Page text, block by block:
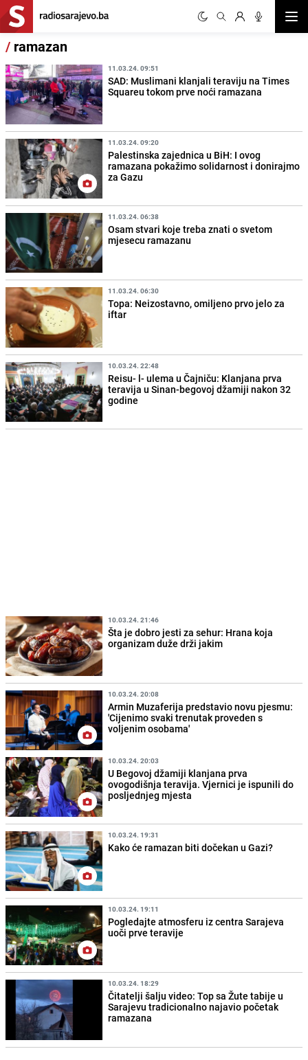
/ ramazan
11.03.24. 09:51
SAD: Muslimani klanjali teraviju na Times
Squareu tokom prve noći ramazana
11.03.24. 09:20
Palestinska zajednica u BiH: I ovog
ramazana pokažimo solidarnost i donirajmo
za Gazu
11.03.24. 06:38
Osam stvari koje treba znati o svetom
mjesecu ramazanu
11.03.24. 06:30
Topa: Neizostavno, omiljeno prvo jelo za
iftar
10.03.24. 22:48
Reisu- l- ulema u Čajniču: Klanjana prva
teravija u Sinan-begovoj džamiji nakon 32
godine
10.03.24. 21:46
Šta je dobro jesti za sehur: Hrana koja
organizam duže drži jakim
10.03.24. 20:08
Armin Muzaferija predstavio novu pjesmu:
'Cijenimo svaki trenutak proveden s
voljenim osobama'
10.03.24. 20:03
U Begovoj džamiji klanjana prva
ovogodišnja teravija. Vjernici je ispunili do
posljednjeg mjesta
10.03.24. 19:31
Kako će ramazan biti dočekan u Gazi?
10.03.24. 19:11
Pogledajte atmosferu iz centra Sarajeva
uoči prve teravije
10.03.24. 18:29
Čitatelji šalju video: Top sa Žute tabije u
Sarajevu tradicionalno najavio početak
ramazana